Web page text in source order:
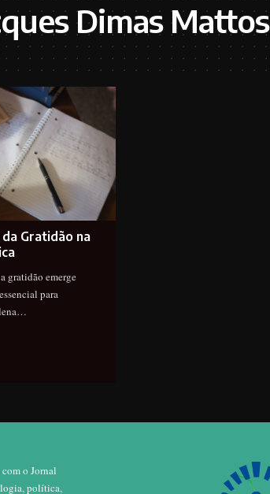
Dimas Mattos
Gratidão na
gratidão emerge
para
o Jornal
política,